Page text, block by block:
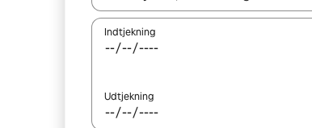
Indtjekning
Udtjekning